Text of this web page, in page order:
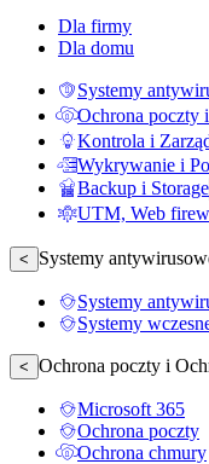
Dla firmy
Dla domu
Systemy
Ochrona poczty
Kontrola i
Wykrywanie i
Backup i Storage
UTM, Web
< Systemy
Systemy
Systemy
< Ochrona poczty i
Microsoft 365
Ochrona poczty
Ochrona chmury